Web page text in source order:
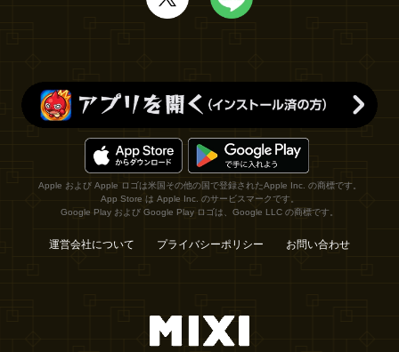
Apple および Apple ロゴは米国その他の国で登録されたApple Inc. の商標です。
App Store は Apple Inc. のサービスマークです。
Google Play および Google Play ロゴは、Google LLC の商標です。
運営会社について プライバシーポリシー お問い合わせ